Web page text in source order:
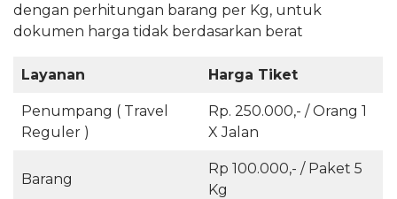
dengan perhitungan barang per Kg, untuk
dokumen harga tidak berdasarkan berat
Layanan Harga Tiket
Penumpang ( Travel
Reguler )
Rp. 250.000,- / Orang 1
X Jalan
Barang
Rp 100.000,- / Paket 5
Kg